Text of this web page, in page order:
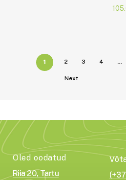
1 2 3 4 …
Next
Oled oodatud
Riia 20, Tartu